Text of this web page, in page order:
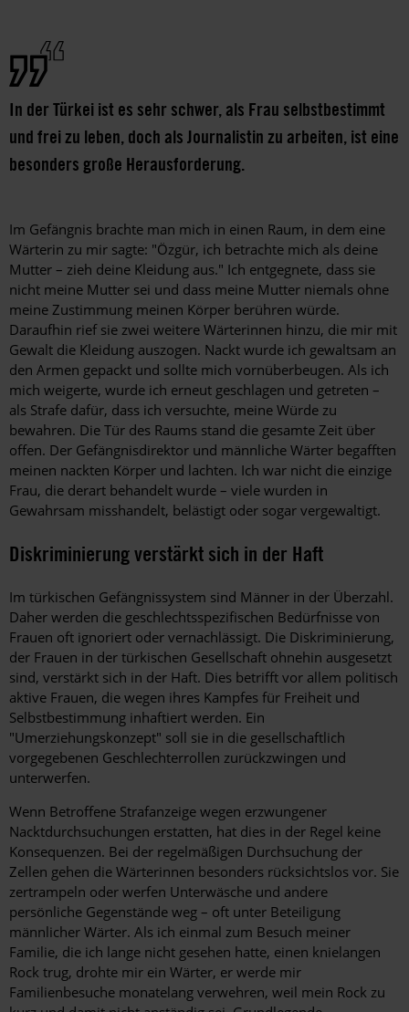
In der Türkei ist es sehr schwer, als Frau selbstbestimmt
und frei zu leben, doch als Journalistin zu arbeiten, ist eine
besonders große Herausforderung.
Im Gefängnis brachte man mich in einen Raum, in dem eine
Wärterin zu mir sagte: "Özgür, ich betrachte mich als deine
Mutter – zieh deine Kleidung aus." Ich entgegnete, dass sie
nicht meine Mutter sei und dass meine Mutter niemals ohne
meine Zustimmung meinen Körper berühren würde.
Daraufhin rief sie zwei weitere Wärterinnen hinzu, die mir mit
Gewalt die Kleidung auszogen. Nackt wurde ich gewaltsam an
den Armen gepackt und sollte mich vornüberbeugen. Als ich
mich weigerte, wurde ich erneut geschlagen und getreten –
als Strafe dafür, dass ich versuchte, meine Würde zu
bewahren. Die Tür des Raums stand die gesamte Zeit über
offen. Der Gefängnisdirektor und männliche Wärter begafften
meinen nackten Körper und lachten. Ich war nicht die einzige
Frau, die derart behandelt wurde – viele wurden in
Gewahrsam misshandelt, belästigt oder sogar vergewaltigt.
Diskriminierung verstärkt sich in der Haft
Im türkischen Gefängnissystem sind Männer in der Überzahl.
Daher werden die geschlechtsspezifischen Bedürfnisse von
Frauen oft ignoriert oder vernachlässigt. Die Diskriminierung,
der Frauen in der türkischen Gesellschaft ohnehin ausgesetzt
sind, verstärkt sich in der Haft. Dies betrifft vor allem politisch
aktive Frauen, die wegen ihres Kampfes für Freiheit und
Selbstbestimmung inhaftiert werden. Ein
"Umerziehungskonzept" soll sie in die gesellschaftlich
vorgegebenen Geschlechterrollen zurückzwingen und
unterwerfen.
Wenn Betroffene Strafanzeige wegen erzwungener
Nacktdurchsuchungen erstatten, hat dies in der Regel keine
Konsequenzen. Bei der regelmäßigen Durchsuchung der
Zellen gehen die Wärterinnen besonders rücksichtslos vor. Sie
zertrampeln oder werfen Unterwäsche und andere
persönliche Gegenstände weg – oft unter Beteiligung
männlicher Wärter. Als ich einmal zum Besuch meiner
Familie, die ich lange nicht gesehen hatte, einen knielangen
Rock trug, drohte mir ein Wärter, er werde mir
Familienbesuche monatelang verwehren, weil mein Rock zu